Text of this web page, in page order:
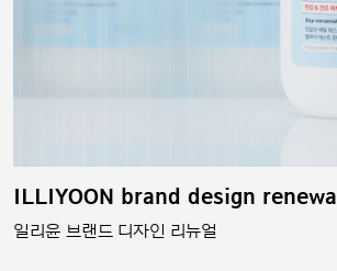
ILLIYOON brand design renewal
일리윤 브랜드 디자인 리뉴얼